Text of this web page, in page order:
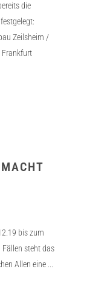
die
Zeilsheim /
Frankfurt
bis zum
Fällen steht das
Allen eine